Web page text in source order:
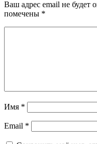
Ваш адрес email не будет
помечены *
Имя *
Email *